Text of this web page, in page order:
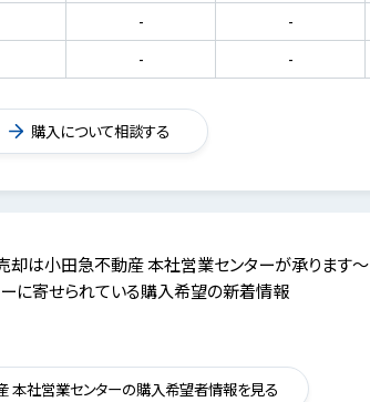
- -
- -
購入について相談する
却は小田急不動産 本社営業センターが承ります～
に寄せられている購入希望の新着情報
本社営業センターの購入希望者情報を見る